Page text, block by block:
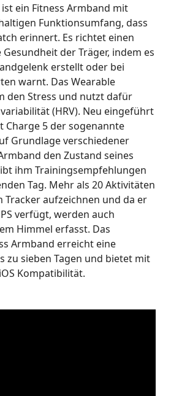
ein Fitness Armband mit
Funktionsumfang, dass
erinnert. Es richtet einen
der Träger, indem es
erstellt oder bei
warnt. Das Wearable
den Stress und nutzt dafür
(HRV). Neu eingeführt
Charge 5 der sogenannte
Grundlage verschiedener
den Zustand seines
ihm Trainingsempfehlungen
Tag. Mehr als 20 Aktivitäten
Tracker aufzeichnen und da er
verfügt, werden auch
Himmel erfasst. Das
Armband erreicht eine
zu sieben Tagen und bietet mit
Kompatibilität.